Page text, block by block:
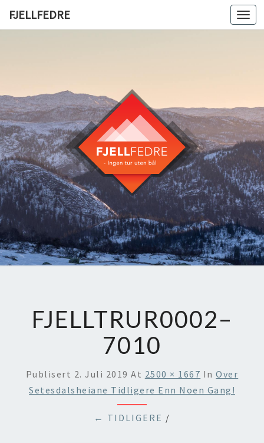
FJELLFEDRE
FJELLTRUR0002–
7010
Publisert 2. Juli 2019 At 2500 × 1667 InOver
Setesdalsheiane Tidligere Enn Noen Gang!
← TIDLIGERE /